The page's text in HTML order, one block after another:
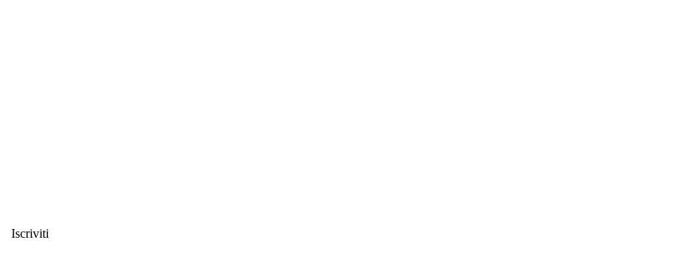
Iscriviti